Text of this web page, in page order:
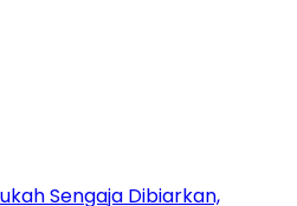
Sengaja Dibiarkan,